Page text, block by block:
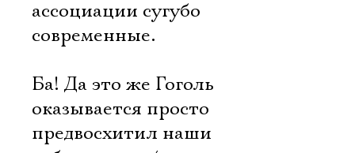
ассоциации сугубо
современные.
Ба! Да это же Гоголь
оказывается просто
предвосхитил наши